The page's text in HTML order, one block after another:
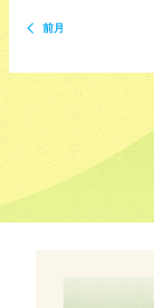
前月